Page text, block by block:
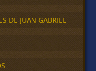
DE JUAN GABRIEL